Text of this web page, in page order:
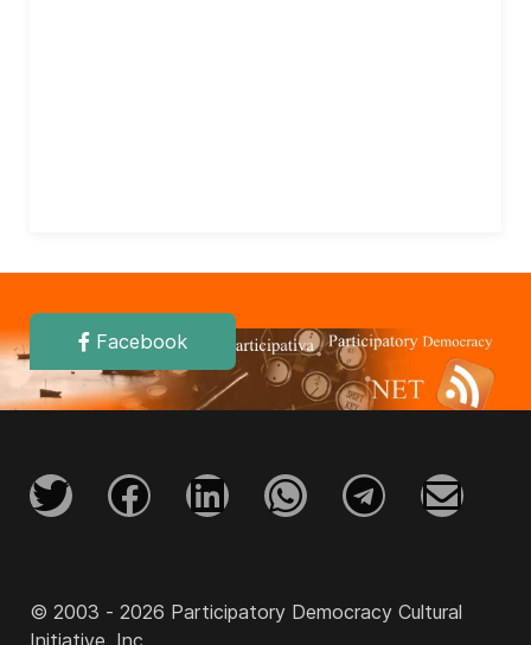
Facebook
© 2003 - 2026 Participatory Democracy Cultural
Initiative, Inc.